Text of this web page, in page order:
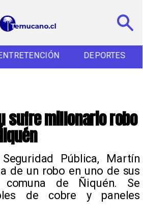
DEPORTES
sufre millonario robo
Pública, Martín
de un robo en uno de sus
de Ñiquén. Se
de cobre y paneles